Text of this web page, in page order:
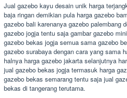
Jual gazebo kayu desain unik harga
baja ringan demikian pula harga gazebo
gazebo bali karenanya gazebo palembang
gazebo jogja tentu saja gambar gazebo
gazebo bekas jogja semua sama gazebo
gazebo surabaya dengan cara yang sama
halnya harga gazebo jakarta selanjutnya
jual gazebo bekas jogja termasuk harga
gazebo bekas semarang tentu saja jual
bekas di tangerang terutama.